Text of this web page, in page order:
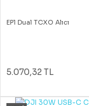
EP1 Dual TCXO Alıcı
5.070,32 TL